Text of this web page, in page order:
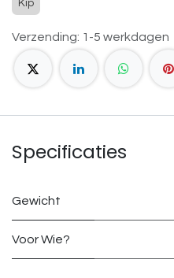
Kip
Verzending: 1-5 werkdagen
Specificaties
Gewicht
Voor Wie?